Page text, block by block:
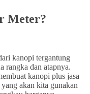
Meter?
kanopi tergantung
rangka dan atapnya.
kanopi plus jasa
akan kita gunakan